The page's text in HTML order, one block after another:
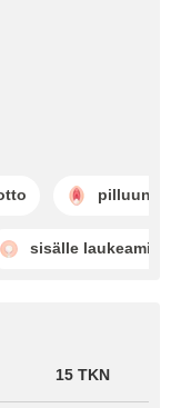
pilluun
sisälle
15 TKN